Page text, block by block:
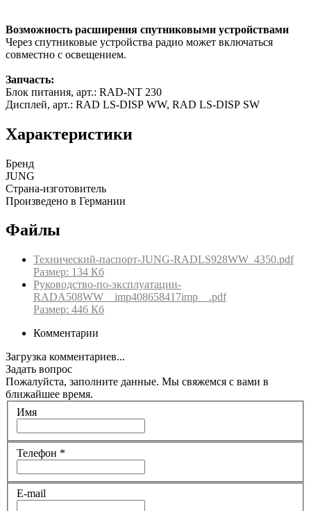
Возможность расширения спутниковыми устройствами
Через спутниковые устройства радио может включаться
совместно с освещением.
Запчасть:
Блок питания, арт.: RAD-NT 230
Дисплей, арт.: RAD LS-DISP WW, RAD LS-DISP SW
Характеристики
Бренд
JUNG
Страна-изготовитель
Произведено в Германии
Файлы
Технический-паспорт-JUNG-RADLS928WW_4350.pdf
Размер: 134 Кб
Руководство-по-эксплуатации-
RADA508WW__imp408658417imp__.pdf
Размер: 446 Кб
Комментарии
Загрузка комментариев...
Задать вопрос
Пожалуйста, заполните данные. Мы свяжемся с вами в
ближайшее время.
Имя
Телефон *
E-mail